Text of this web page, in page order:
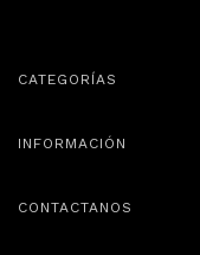
CATEGORÍAS
INFORMACIÓN
CONTACTANOS